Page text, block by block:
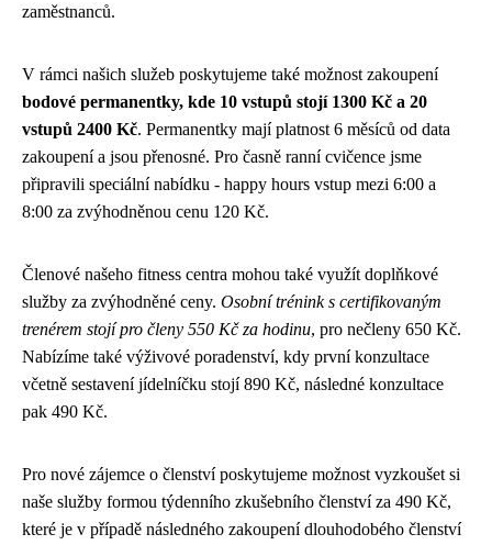
zaměstnanců.
V rámci našich služeb poskytujeme také možnost zakoupení
bodové permanentky, kde 10 vstupů stojí 1300 Kč a 20
vstupů 2400 Kč. Permanentky mají platnost 6 měsíců od data
zakoupení a jsou přenosné. Pro časně ranní cvičence jsme
připravili speciální nabídku - happy hours vstup mezi 6:00 a
8:00 za zvýhodněnou cenu 120 Kč.
Členové našeho fitness centra mohou také využít doplňkové
služby za zvýhodněné ceny. Osobní trénink s certifikovaným
trenérem stojí pro členy 550 Kč za hodinu, pro nečleny 650 Kč.
Nabízíme také výživové poradenství, kdy první konzultace
včetně sestavení jídelníčku stojí 890 Kč, následné konzultace
pak 490 Kč.
Pro nové zájemce o členství poskytujeme možnost vyzkoušet si
naše služby formou týdenního zkušebního členství za 490 Kč,
které je v případě následného zakoupení dlouhodobého členství